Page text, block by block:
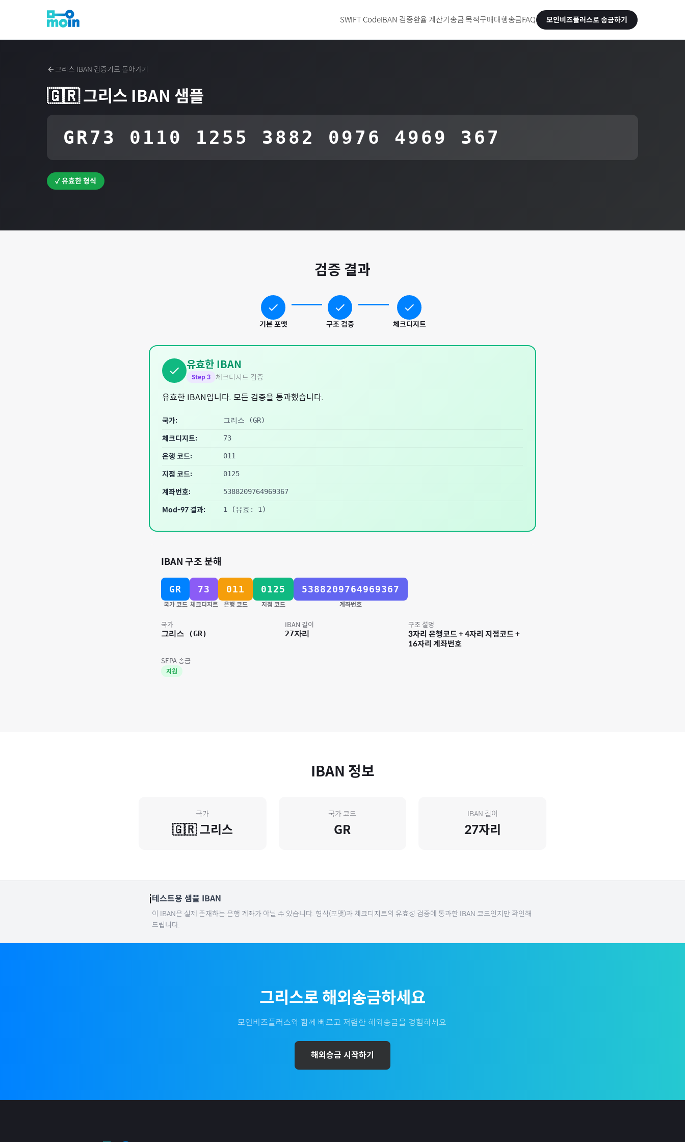
SWIFT CodeIBAN 검증환율 계산기송금 목적구매대행송금FAQ 모인비즈플러스로 송금하기
그리스 IBAN 검증기로 돌아가기
🇬🇷 그리스 IBAN 샘플
GR73 0110 1255 3882 0976 4969 367
✓ 유효한 형식
검증 결과
기본 포맷 구조 검증 체크디지트
유효한 IBAN
Step 3 체크디지트 검증
유효한 IBAN입니다. 모든 검증을 통과했습니다.
국가: 그리스 (GR)
체크디지트: 73
은행 코드: 011
지점 코드: 0125
계좌번호: 5388209764969367
Mod-97 결과: 1 (유효: 1)
IBAN 구조 분해
GR
국가 코드
73
체크디지트
011
은행 코드
0125
지점 코드
5388209764969367
계좌번호
국가
그리스 (GR)
IBAN 길이
27자리
구조 설명
3자리 은행코드 + 4자리 지점코드 +
16자리 계좌번호
SEPA 송금
지원
IBAN 정보
국가
🇬🇷 그리스
국가 코드
GR
IBAN 길이
27자리
ℹ️테스트용 샘플 IBAN
이 IBAN은 실제 존재하는 은행 계좌가 아닐 수 있습니다. 형식(포맷)과 체크디지트의 유효성 검증에 통과한 IBAN 코드인지만 확인해
드립니다.
그리스로 해외송금하세요
모인비즈플러스와 함께 빠르고 저렴한 해외송금을 경험하세요.
해외송금 시작하기